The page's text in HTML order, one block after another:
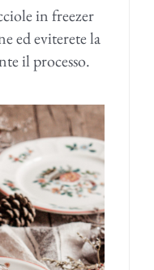
in freezer
ed eviterete la
il processo.